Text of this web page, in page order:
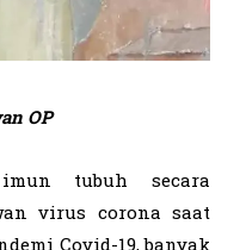
OP
tubuh secara
virus corona saat
Covid-19, banyak